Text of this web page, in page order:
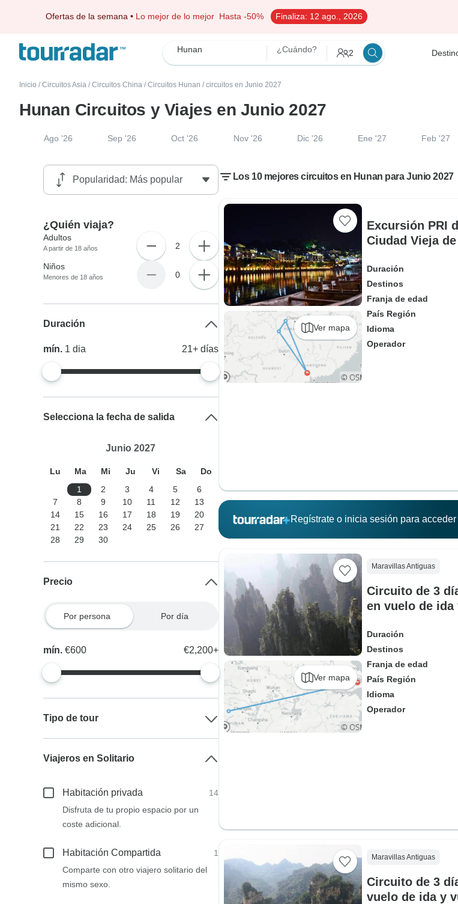
Ofertas de la semana • Lo mejor de lo mejor Hasta -50% Finaliza: 12 ago., 2026
Hunan ¿Cuándo? 2
Inicio / Circuitos Asia / Circuitos China / Circuitos Hunan / circuitos en Junio 2027
Hunan Circuitos y Viajes en Junio 2027
Ago '26 Sep '26 Oct '26 Nov '26 Dic '26 Ene '27 Feb '27
Los 10 mejores circuitos en Hunan para Junio 2027
Ver mapa
Excursión PRI
Ciudad Vieja
Duración
Destinos
Franja de edad
País Región
Idioma
Operador
Regístrate o inicia sesión para
Ver mapa
Maravillas Antiguas
Circuito de 3
en vuelo de ida
Duración
Destinos
Franja de edad
País Región
Idioma
Operador
Maravillas Antiguas
Circuito de 3
vuelo de ida y
¿Quién viaja?
Adultos
A partir de 18 años 2
Niños
Menores de 18 años 0
Duración
mín. 1dia 21+ días
Selecciona la fecha de salida
Junio 2027
Lu Ma Mi Ju Vi Sa
Do
1
2 3 4 5
6
7
8 9 10 11 12
13
14
15 16 17 18 19
20
21
22 23 24 25 26
27
28
29 30
Precio
Por persona Por día
mín.€600 €2,200+
Tipo de tour
Viajeros en Solitario
Habitación privada
14
Disfruta de tu propio espacio por un
coste adicional.
Habitación Compartida
1
Comparte con otro viajero solitario del
mismo sexo.